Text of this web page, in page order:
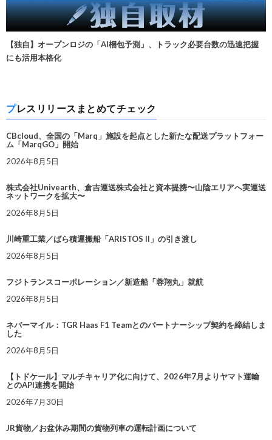
【独自】オープンロジの「AI梱包予測」、トラック必要台数の迅速把握
にも活用本格化
プレスリリースまとめてチェック
CBcloud、全国の「Marq」施設を起点とした新たな配送プラットフォー
ム「MarqGO」開始
2026年8月5日
株式会社Univearth、倉吉運送株式会社と資本提携〜山陰エリアへ実運送
ネットワークを拡大〜
2026年8月5日
川崎重工業／ばら積運搬船「ARISTOS II」の引き渡し
2026年8月5日
フジトランスコーポレーション／新造船「蓉翔丸」就航
2026年8月5日
ネバーマイル：TGR Haas F1 Teamとのパートナーシップ契約を締結しま
した
2026年8月5日
【トドケール】マルチキャリア化に向けて、2026年7月よりヤマト運輸
とのAPI連携を開始
2026年7月30日
JR貨物／お盆休み期間の貨物列車の運転計画について